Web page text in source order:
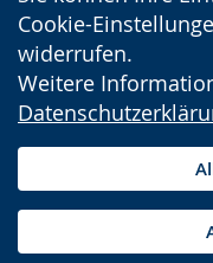
Cookie-
widerrufen.
Weitere